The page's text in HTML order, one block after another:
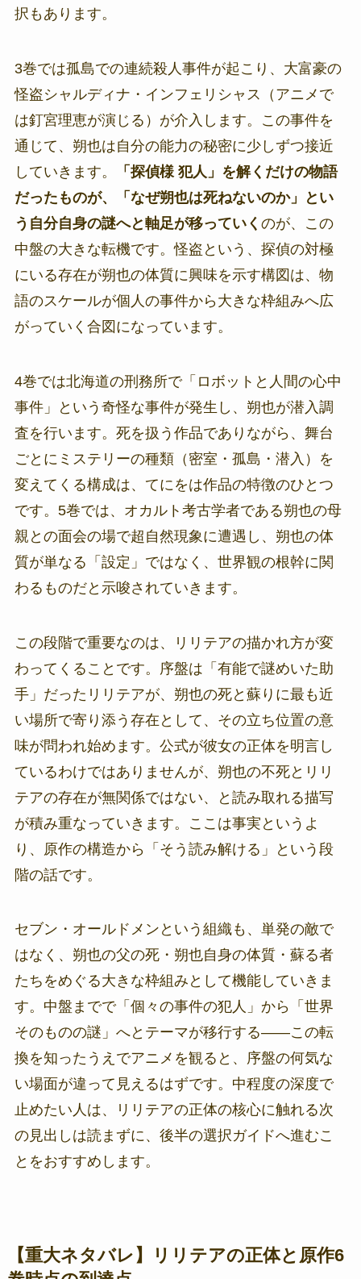
択もあります。
3巻では孤島での連続殺人事件が起こり、大富豪の
怪盗シャルディナ・インフェリシャス（アニメで
は釘宮理恵が演じる）が介入します。この事件を
通じて、朔也は自分の能力の秘密に少しずつ接近
していきます。
「探偵様 犯人」を解くだけの物語
だったものが、「なぜ朔也は死ねないのか」とい
う自分自身の謎へと軸足が移っていく のが、この
中盤の大きな転機です。怪盗という、探偵の対極
にいる存在が朔也の体質に興味を示す構図は、物
語のスケールが個人の事件から大きな枠組みへ広
がっていく合図になっています。
4巻では北海道の刑務所で「ロボットと人間の心中
事件」という奇怪な事件が発生し、朔也が潜入調
査を行います。死を扱う作品でありながら、舞台
ごとにミステリーの種類（密室・孤島・潜入）を
変えてくる構成は、てにをは作品の特徴のひとつ
です。5巻では、オカルト考古学者である朔也の母
親との面会の場で超自然現象に遭遇し、朔也の体
質が単なる「設定」ではなく、世界観の根幹に関
わるものだと示唆されていきます。
この段階で重要なのは、リリテアの描かれ方が変
わってくることです。序盤は「有能で謎めいた助
手」だったリリテアが、朔也の死と蘇りに最も近
い場所で寄り添う存在として、その立ち位置の意
味が問われ始めます。公式が彼女の正体を明言し
ているわけではありませんが、朔也の不死とリリ
テアの存在が無関係ではない、と読み取れる描写
が積み重なっていきます。ここは事実というよ
り、原作の構造から「そう読み解ける」という段
階の話です。
セブン・オールドメンという組織も、単発の敵で
はなく、朔也の父の死・朔也自身の体質・蘇る者
たちをめぐる大きな枠組みとして機能していきま
す。中盤までで「個々の事件の犯人」から「世界
そのものの謎」へとテーマが移行する――この転
換を知ったうえでアニメを観ると、序盤の何気な
い場面が違って見えるはずです。中程度の深度で
止めたい人は、リリテアの正体の核心に触れる次
の見出しは読まずに、後半の選択ガイドへ進むこ
とをおすすめします。
【重大ネタバレ】リリテアの正体と原作6